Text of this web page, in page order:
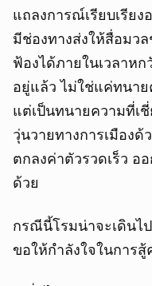
แถลงการณ์เรียบเรียง
มีช่องทางส่งให้สื่อมว
ฟ้องได้ภายในเวลาห
อยู่แล้ว ไม่ใช่แค่ทนา
แต่เป็นทนายความที่เ
วุ่นวายทางการเมืองด้
ตกลงค่าตัวรวดเร็ว
ด้วย
กรณีนี้โรมน่าจะเดินไป
ขอให้กำลังใจในการสู้